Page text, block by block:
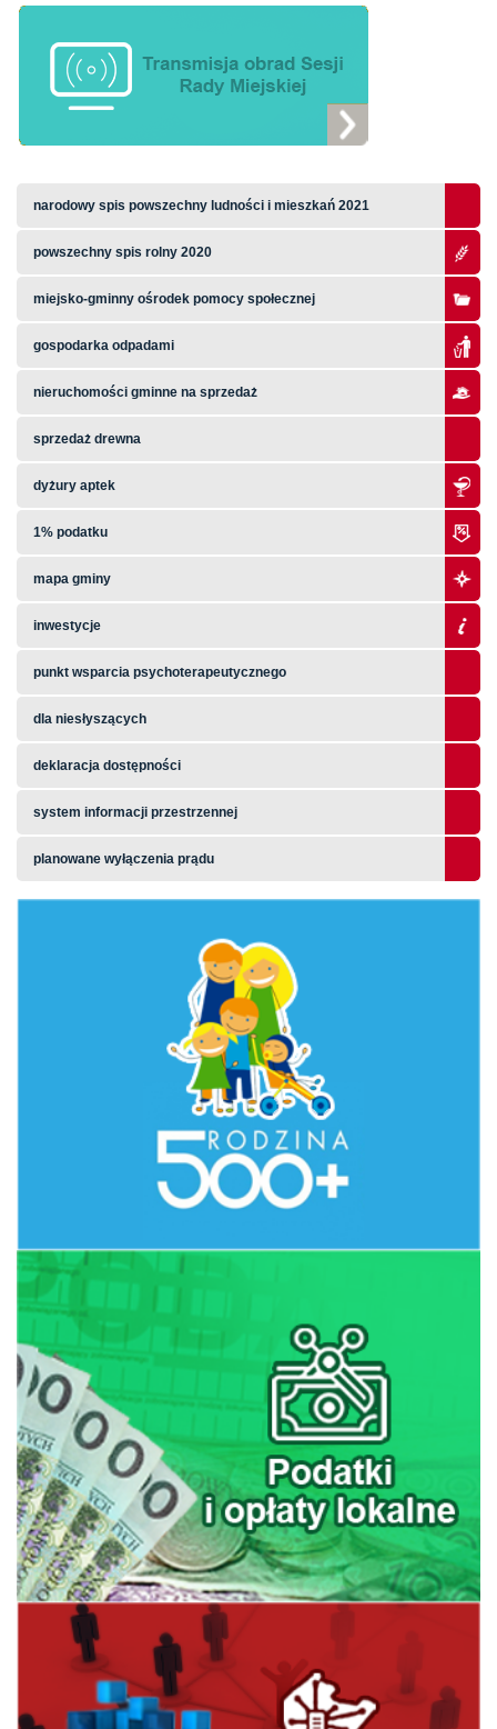
narodowy spis powszechny ludności i mieszkań 2021
powszechny spis rolny 2020
miejsko-gminny ośrodek pomocy społecznej
gospodarka odpadami
nieruchomości gminne na sprzedaż
sprzedaż drewna
dyżury aptek
1% podatku
mapa gminy
inwestycje
punkt wsparcia psychoterapeutycznego
dla niesłyszących
deklaracja dostępności
system informacji przestrzennej
planowane wyłączenia prądu